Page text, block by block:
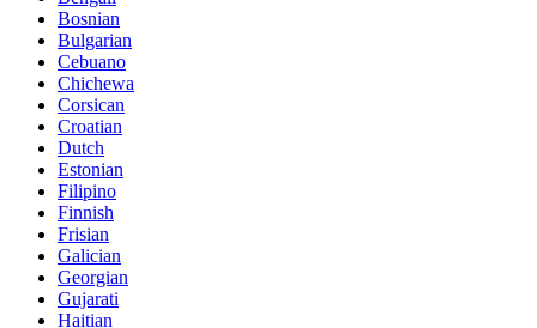
Bosnian
Bulgarian
Cebuano
Chichewa
Corsican
Croatian
Dutch
Estonian
Filipino
Finnish
Frisian
Galician
Georgian
Gujarati
Haitian